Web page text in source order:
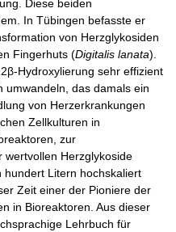
Diese beiden
In Tübingen befasste er
von Herzglykosiden
Fingerhuts (Digitalis lanata).
Hydroxylierung sehr effizient
umwandeln, das damals ein
von Herzerkrankungen
Zellkulturen in
zur
wertvollen Herzglykoside
hundert Litern hochskaliert
Zeit einer der Pioniere der
in Bioreaktoren. Aus dieser
Lehrbuch für